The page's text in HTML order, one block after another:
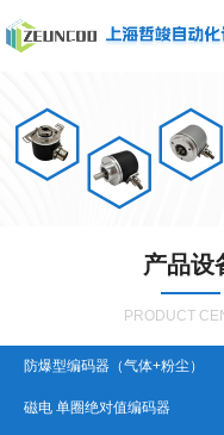
产品设
PRODUCT
防爆型编码器（气体+粉尘）
磁电 单圈绝对值编码器